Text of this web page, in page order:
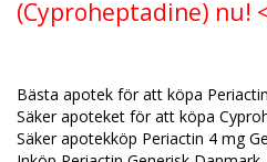
(Cyproheptadine) nu!
Bästa apotek för att köpa
Säker apoteket för att köpa
Säker apotekköp Periactin 4 mg